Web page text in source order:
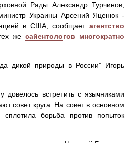
Рады Александр Турчинов,
Украины Арсений Яценюк -
в США, сообщает агентство
же сайентологов многократно
дикой природы в России” Игорь
довелось встретить с язычниками
совет круга. На совет в основном
борьба против попыток